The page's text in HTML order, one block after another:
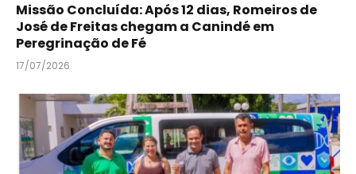
Missão Concluída: Após 12 dias, Romeiros de
José de Freitas chegam a Canindé em
Peregrinação de Fé
17/07/2026